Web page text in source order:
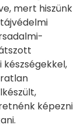
mert hiszünk
képezni